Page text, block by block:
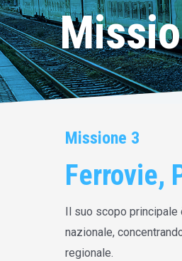
Missione 3
Ferrovie,
Il suo scopo
nazionale,
regionale.